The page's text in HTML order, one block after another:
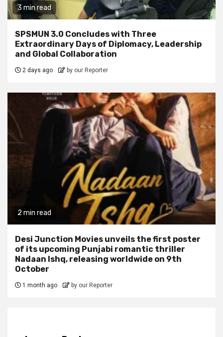
3 min read
SPSMUN 3.0 Concludes with Three
Extraordinary Days of Diplomacy, Leadership
and Global Collaboration
2 days ago by our Reporter
2 min read
Desi Junction Movies unveils the first poster
of its upcoming Punjabi romantic thriller
Nadaan Ishq, releasing worldwide on 9th
October
1 month ago by our Reporter